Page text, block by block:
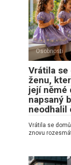
Osobnosti
Vrátila se
ženu,
její němé
napsaný
neodhalil
Vrátila se
znovu